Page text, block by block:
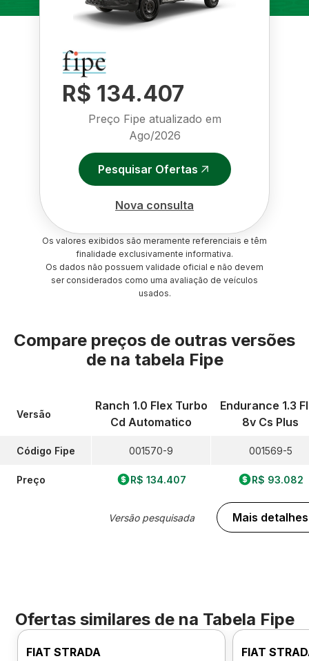
R$ 134.407
Preço Fipe atualizado em
Ago/2026
Pesquisar Ofertas
Nova consulta
Os valores exibidos são meramente referenciais e têm
finalidade exclusivamente informativa.
Os dados não possuem validade oficial e não devem
ser considerados como uma avaliação de veículos
usados.
Compare preços de outras versões
de na tabela Fipe
Versão
Código Fipe
Preço
Ranch 1.0 Flex Turbo
Cd Automatico
001570-9
R$ 134.407
Versão pesquisada
Endurance 1.3
8v Cs Plus
001569-5
R$ 93.082
Mais detalhes
Ofertas similares de na Tabela Fipe
FIAT STRADA FIAT